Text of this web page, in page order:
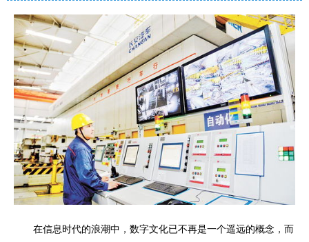
在信息时代的浪潮中，数字文化已不再是一个遥远的概念，而